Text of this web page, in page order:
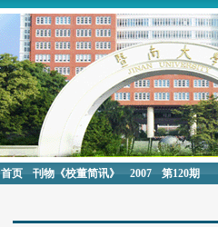
首页 刊物《校董简讯》 2007 第120期